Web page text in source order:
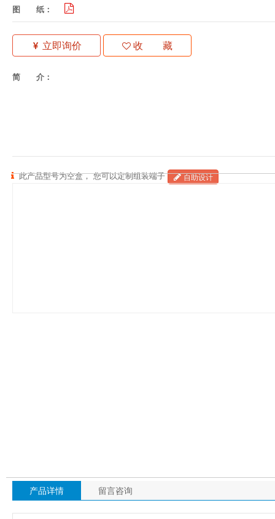
此产品型号为空盒， 您可以定制组装端子 自助设计
图 纸：
立即询价 收 藏
简 介：
产品详情 留言咨询